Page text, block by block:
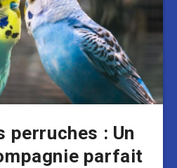
perruches : Un
parfait